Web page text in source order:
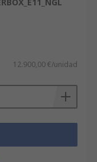
12.900,00 €/unidad